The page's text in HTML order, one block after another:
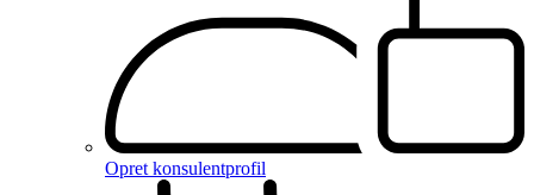
Opret konsulentprofil